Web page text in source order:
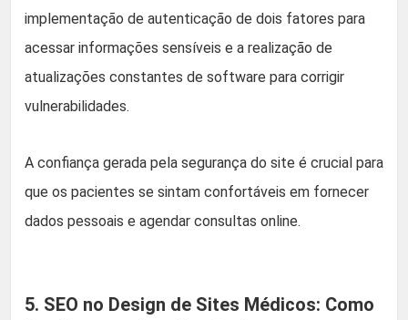
implementação de autenticação de dois fatores para
acessar informações sensíveis e a realização de
atualizações constantes de software para corrigir
vulnerabilidades.
A confiança gerada pela segurança do site é crucial para
que os pacientes se sintam confortáveis em fornecer
dados pessoais e agendar consultas online.
5. SEO no Design de Sites Médicos: Como